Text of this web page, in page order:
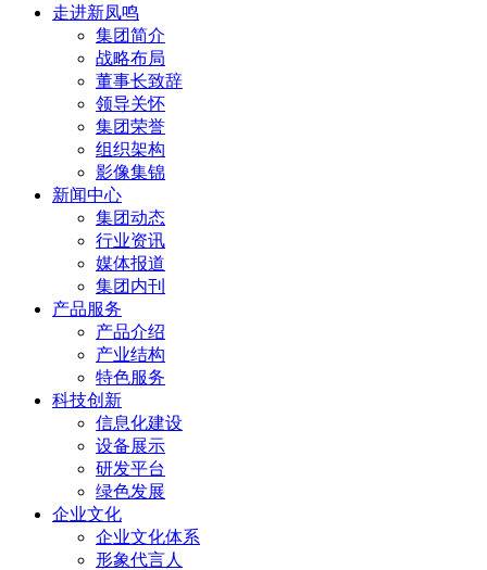
走进新凤鸣
集团简介
战略布局
董事长致辞
领导关怀
集团荣誉
组织架构
影像集锦
新闻中心
集团动态
行业资讯
媒体报道
集团内刊
产品服务
产品介绍
产业结构
特色服务
科技创新
信息化建设
设备展示
研发平台
绿色发展
企业文化
企业文化体系
形象代言人